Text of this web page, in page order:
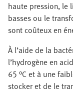
haute pression, le
basses ou le
sont coûteux en
À l’aide de la
l’hydrogène en
65 °C et à une
stocker et de le